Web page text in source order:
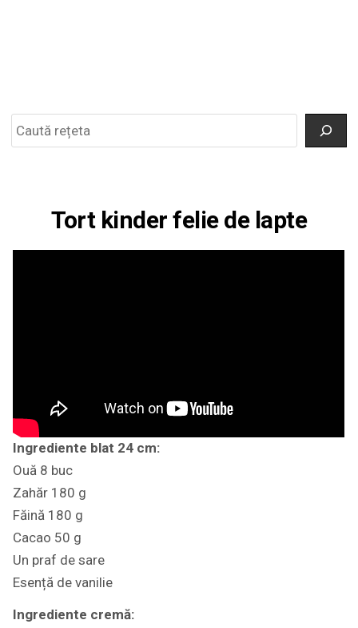
Tort kinder felie de lapte
Ingrediente blat 24 cm:
Ouă 8 buc
Zahăr 180 g
Făină 180 g
Cacao 50 g
Un praf de sare
Esență de vanilie
Ingrediente cremă: